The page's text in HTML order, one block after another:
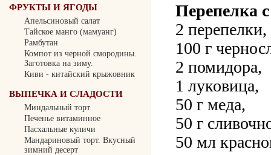
ФРУКТЫ И ЯГОДЫ
Апельсиновый салат
Тайское манго (мамуанг)
Рамбутан
Компот из черной смородины.
Заготовка на зиму.
Киви - китайский крыжовник
ВЫПЕЧКА И СЛАДОСТИ
Миндальный торт
Печенье витаминное
Пасхальные куличи
Мандариновый торт. Вкусный
зимний десерт
Перепелка
2 перепелки,
100 г
2 помидора,
1 луковица,
50 г меда,
50 г
50 мл